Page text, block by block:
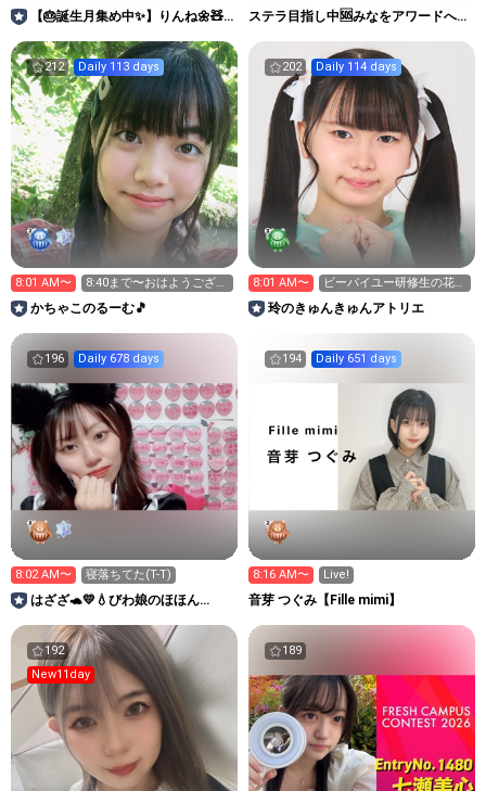
【🎂誕生月集め中✨】りんね🌼🧸
ギフト🎁集め中✨🌻
ステラ目指し中🆘みなをアワードへ連
212 Daily 113 days
8:01 AM〜
8:40まで〜おはようござい
ます！雨です☔☔☔
かちゃこのるーむ🎵
202 Daily 114 days
8:01 AM〜
ビーバイユー研修生の花園
玲です！
玲のきゅんきゅんアトリエ
196 Daily 678 days
8:02 AM〜 寝落ちてた(T-T)
はざざ🐢💛💧びわ娘のほほん
194 Daily 651 days
8:16 AM〜 Live!
音芽 つぐみ【Fille mimi】
192
New11day
189